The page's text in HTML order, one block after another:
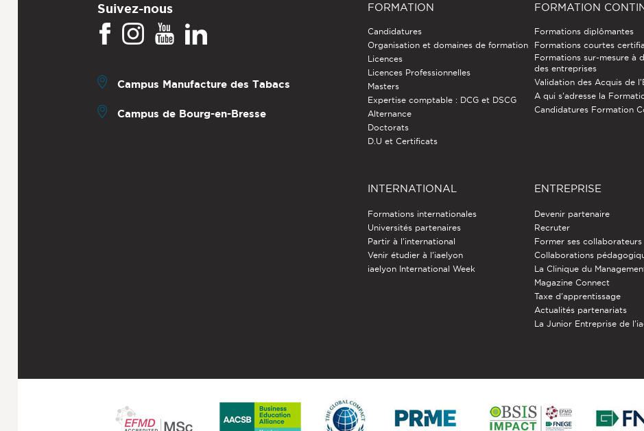
Suivez-nous
Campus Manufacture des Tabacs
Campus de Bourg-en-Bresse
FORMATION
Candidatures
Organisation et domaines de formation
Licences
Licences Professionnelles
Masters
Expertise comptable : DCG et DSCG
Alternance
Doctorats
D.U et Certificats
FORMATION
Formations diplômantes
Formations courtes
Formations sur-mesure à
des entreprises
Validation des Acquis de
A qui s'adresse la
Candidatures Formation
INTERNATIONAL
Formations internationales
Universités partenaires
Partir à l'international
Venir étudier à l’iaelyon
iaelyon International Week
ENTREPRISE
Devenir partenaire
Recruter
Former ses collaborateurs
Collaborations
La Clinique du
Magazine Connect
Taxe d'apprentissage
Actualités partenariats
La Junior Entreprise de